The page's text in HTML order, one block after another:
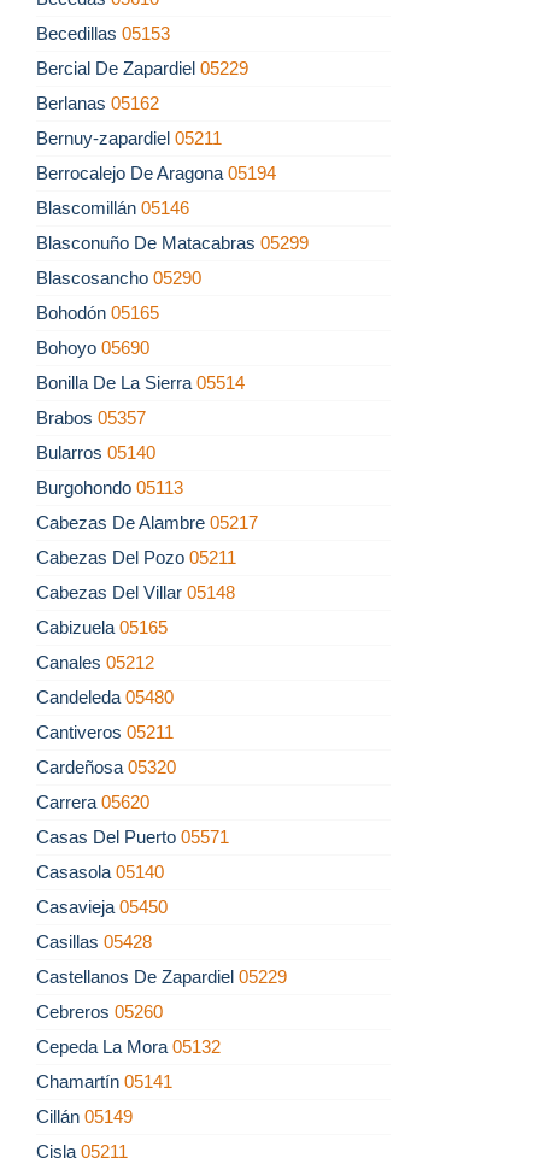
Becedillas 05153
Bercial De Zapardiel 05229
Berlanas 05162
Bernuy-zapardiel 05211
Berrocalejo De Aragona 05194
Blascomillán 05146
Blasconuño De Matacabras 05299
Blascosancho 05290
Bohodón 05165
Bohoyo 05690
Bonilla De La Sierra 05514
Brabos 05357
Bularros 05140
Burgohondo 05113
Cabezas De Alambre 05217
Cabezas Del Pozo 05211
Cabezas Del Villar 05148
Cabizuela 05165
Canales 05212
Candeleda 05480
Cantiveros 05211
Cardeñosa 05320
Carrera 05620
Casas Del Puerto 05571
Casasola 05140
Casavieja 05450
Casillas 05428
Castellanos De Zapardiel 05229
Cebreros 05260
Cepeda La Mora 05132
Chamartín 05141
Cillán 05149
Cisla 05211